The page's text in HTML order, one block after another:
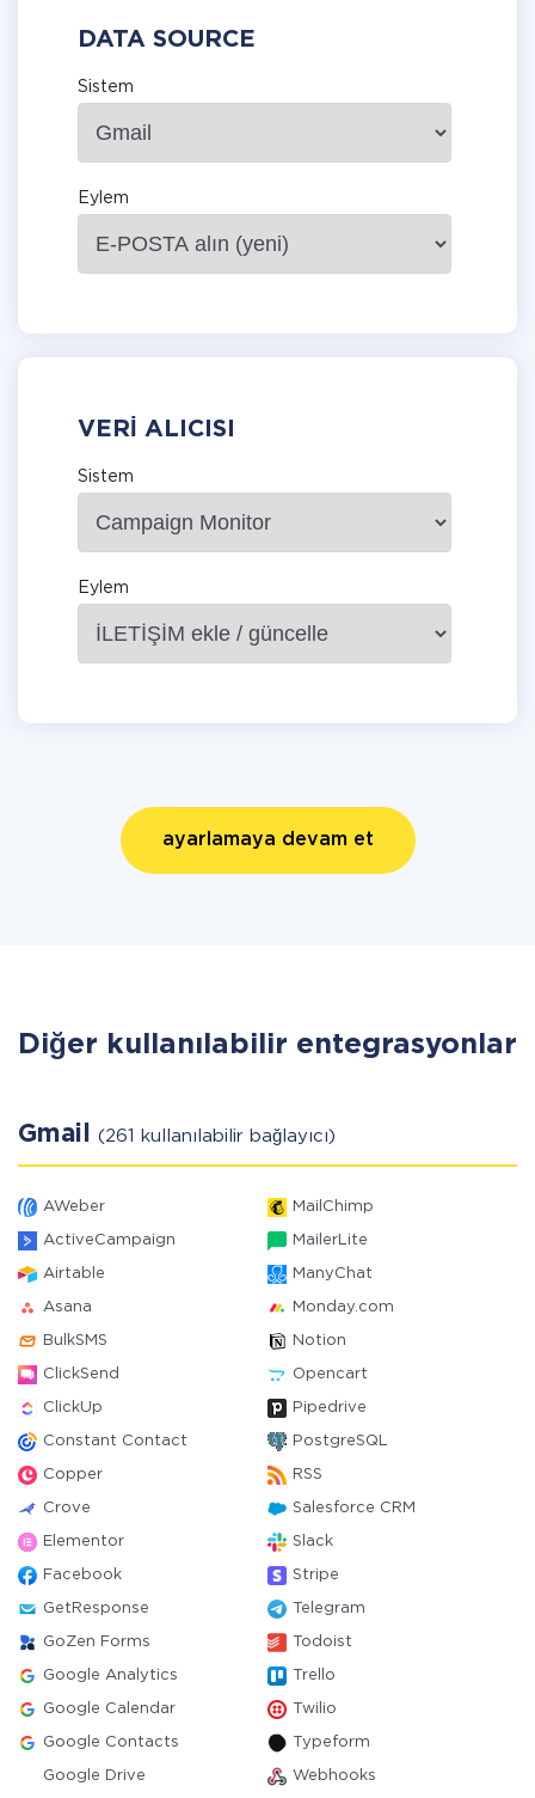
DATA SOURCE
Sistem
Eylem
VERI ALICISI
Sistem
Eylem
ayarlamaya devam et
Diğer kullanılabilir entegrasyonlar
Gmail (261 kullanılabilir bağlayıcı)
AWeber MailChimp
ActiveCampaign MailerLite
Airtable ManyChat
Asana Monday.com
BulkSMS Notion
ClickSend Opencart
ClickUp Pipedrive
Constant Contact PostgreSQL
Copper RSS
Crove Salesforce CRM
Elementor Slack
Facebook Stripe
GetResponse Telegram
GoZen Forms Todoist
Google Analytics Trello
Google Calendar Twilio
Google Contacts Typeform
Google Drive Webhooks